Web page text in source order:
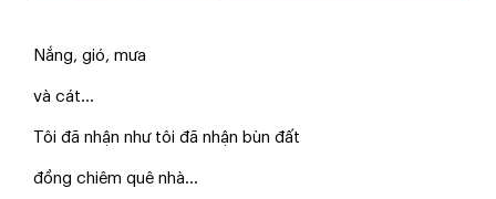
Nắng, gió, mưa
và cát…
Tôi đã nhận như tôi đã nhận bùn đất
đồng chiêm quê nhà…